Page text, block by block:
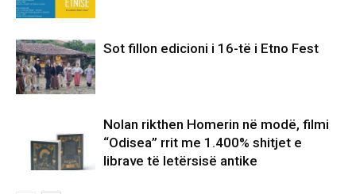
Sot fillon edicioni i 16-të i Etno Fest
Nolan rikthen Homerin në modë, filmi
“Odisea” rrit me 1.400% shitjet e
librave të letërsisë antike